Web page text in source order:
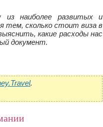
из наиболее развитых и
тем, сколько стоит виза в
какие расходы нас
документ.
.